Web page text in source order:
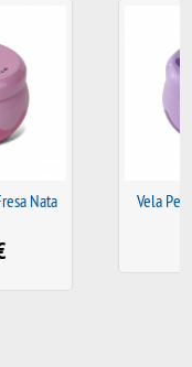
Vela Perfumada Mora TFC